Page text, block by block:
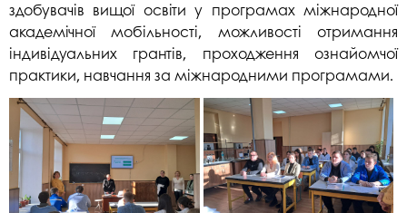
здобувачів вищої освіти у програмах міжнародної
академічної мобільності, можливості отримання
індивідуальних грантів, проходження ознайомчої
практики, навчання за міжнародними програмами.